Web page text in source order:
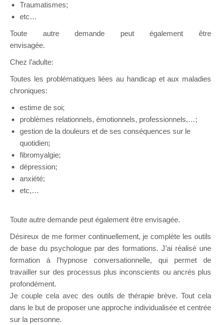
Traumatismes;
etc…
Toute autre demande peut également être
envisagée.
Chez l’adulte:
Toutes les problématiques liées au handicap et aux maladies
chroniques:
estime de soi;
problèmes relationnels, émotionnels, professionnels,…;
gestion de la douleurs et de ses conséquences sur le
quotidien;
fibromyalgie;
dépression;
anxiété;
etc,…
Toute autre demande peut également être envisagée.
Désireux de me former continuellement, je complète les outils
de base du psychologue par des formations. J’ai réalisé une
formation à l’hypnose conversationnelle, qui permet de
travailler sur des processus plus inconscients ou ancrés plus
profondément.
Je couple cela avec des outils de thérapie brève. Tout cela
dans le but de proposer une approche individualisée et centrée
sur la personne.